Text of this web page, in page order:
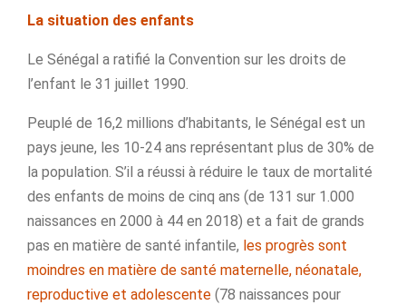
La situation des enfants
Le Sénégal a ratifié la Convention sur les droits de
l’enfant le 31 juillet 1990.
Peuplé de 16,2 millions d’habitants, le Sénégal est un
pays jeune, les 10-24 ans représentant plus de 30% de
la population. S’il a réussi à réduire le taux de mortalité
des enfants de moins de cinq ans (de 131 sur 1.000
naissances en 2000 à 44 en 2018) et a fait de grands
pas en matière de santé infantile, les progrès sont
moindres en matière de santé maternelle, néonatale,
reproductive et adolescente (78 naissances pour